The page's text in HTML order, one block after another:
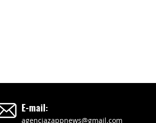
E-mail:
agenciazappnews@gmail.com